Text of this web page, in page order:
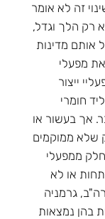
זה לא אומר
רק הלך וגדל,
אותם מדינות
מפעלי
ייצור
חומרי
אך בעשור או
שלא ממוקמים
ממפעלי
או לא
גרמניה
בהן נמצאות